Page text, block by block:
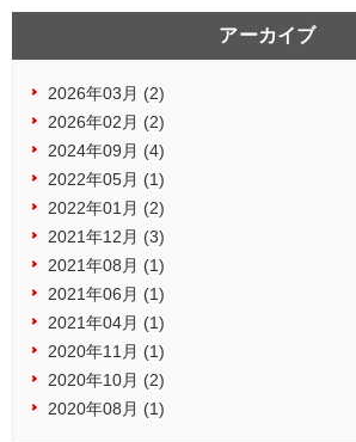
アーカイブ
2026年03月 (2)
2026年02月 (2)
2024年09月 (4)
2022年05月 (1)
2022年01月 (2)
2021年12月 (3)
2021年08月 (1)
2021年06月 (1)
2021年04月 (1)
2020年11月 (1)
2020年10月 (2)
2020年08月 (1)